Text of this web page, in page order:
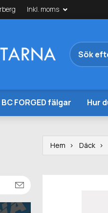
Inkl. moms
BC FORGED fälgar Hur
Hem Däck